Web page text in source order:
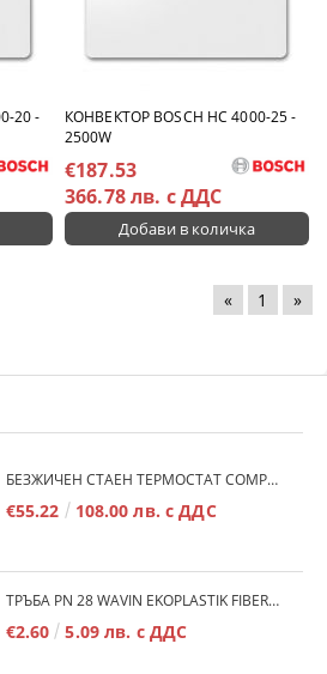
20 -
КОНВЕКТОР BOSCH HC 4000-25 -
2500W
€187.53
366.78 лв. с ДДС
« 1 »
БЕЗЖИЧЕН СТАЕН ТЕРМОСТАТ COMPUTHERM Q7RF
€55.22 108.00 лв. с ДДС
ТРЪБА PN 28 WAVIN EKOPLASTIK FIBER BASALT PLUS - 3М/БР.
€2.60 5.09 лв. с ДДС